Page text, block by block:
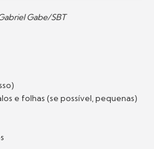
Gabe/SBT
e folhas (se possível, pequenas)